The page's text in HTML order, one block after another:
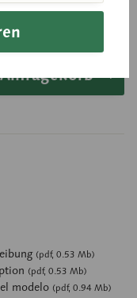
(pdf, 0.53 Mb)
(pdf, 0.53 Mb)
modelo (pdf, 0.94 Mb)